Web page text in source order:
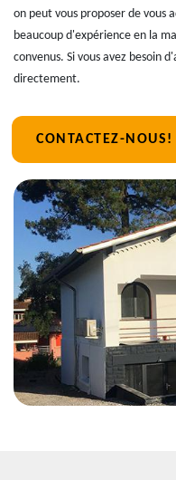
on peut vous proposer de vous
beaucoup d'expérience en la
convenus. Si vous avez besoin
directement.
CONTACTEZ-NOUS!